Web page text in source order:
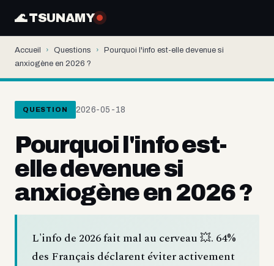
🌊 TSUNAMY
Accueil › Questions › Pourquoi l'info est-elle devenue si
anxiogène en 2026 ?
QUESTION 2026-05-18
Pourquoi l'info est-
elle devenue si
anxiogène en 2026 ?
L'info de 2026 fait mal au cerveau 💥. 64%
des Français déclarent éviter activement